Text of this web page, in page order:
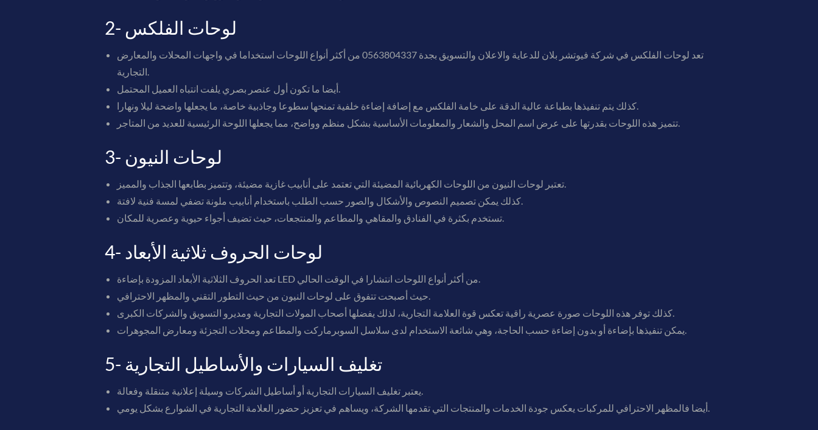
2- لوحات الفلكس
تعد لوحات الفلكس في شركة فيوتشر بلان للدعاية والاعلان والتسويق بجدة 0563804337 من أكثر أنواع اللوحات استخداما في واجهات المحلات والمعارض
التجارية.
أيضا ما تكون أول عنصر بصري يلفت انتباه العميل المحتمل.
كذلك يتم تنفيذها بطباعة عالية الدقة على خامة الفلكس مع إضافة إضاءة خلفية تمنحها سطوعا وجاذبية خاصة، ما يجعلها واضحة ليلا ونهارا.
تتميز هذه اللوحات بقدرتها على عرض اسم المحل والشعار والمعلومات الأساسية بشكل منظم وواضح، مما يجعلها اللوحة الرئيسية للعديد من المتاجر.
3- لوحات النيون
تعتبر لوحات النيون من اللوحات الكهربائية المضيئة التي تعتمد على أنابيب غازية مضيئة، وتتميز بطابعها الجذاب والمميز.
كذلك يمكن تصميم النصوص والأشكال والصور حسب الطلب باستخدام أنابيب ملونة تضفي لمسة فنية لافتة.
تستخدم بكثرة في الفنادق والمقاهي والمطاعم والمنتجعات، حيث تضيف أجواء حيوية وعصرية للمكان.
4- لوحات الحروف ثلاثية الأبعاد
تعد الحروف الثلاثية الأبعاد المزودة بإضاءة LED من أكثر أنواع اللوحات انتشارا في الوقت الحالي.
حيث أصبحت تتفوق على لوحات النيون من حيث التطور التقني والمظهر الاحترافي.
كذلك توفر هذه اللوحات صورة عصرية راقية تعكس قوة العلامة التجارية، لذلك يفضلها أصحاب المولات التجارية ومديرو التسويق والشركات الكبرى.
يمكن تنفيذها بإضاءة أو بدون إضاءة حسب الحاجة، وهي شائعة الاستخدام لدى سلاسل السوبرماركت والمطاعم ومحلات التجزئة ومعارض المجوهرات.
5- تغليف السيارات والأساطيل التجارية
يعتبر تغليف السيارات التجارية أو أساطيل الشركات وسيلة إعلانية متنقلة وفعالة.
أيضا فالمظهر الاحترافي للمركبات يعكس جودة الخدمات والمنتجات التي تقدمها الشركة، ويساهم في تعزيز حضور العلامة التجارية في الشوارع بشكل يومي.